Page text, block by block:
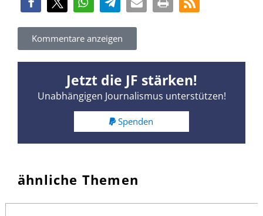
Kommentare anzeigen
Jetzt die JF stärken!
Unabhängigen Journalismus unterstützen!
Spenden
ähnliche Themen